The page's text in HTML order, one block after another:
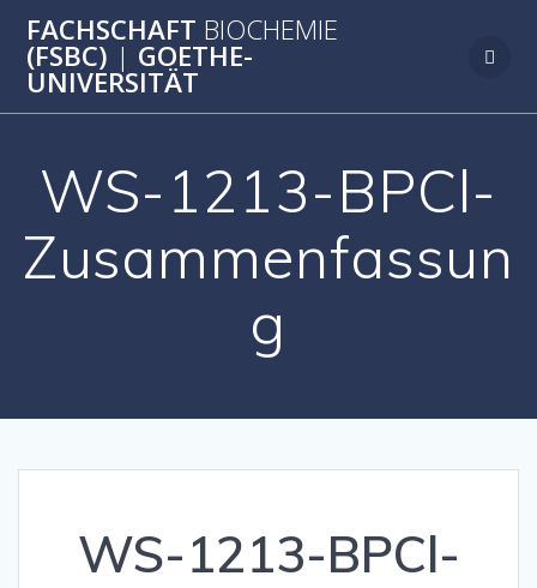
Inhalt
FACHSCHAFT BIOCHEMIE
(FSBC) | GOETHE-
UNIVERSITÄT
WS-1213-BPCl-
Zusammenfassun
g
WS-1213-BPCl-